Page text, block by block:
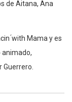
de Aitana, Ana
́with Mama y es
animado,
Guerrero.